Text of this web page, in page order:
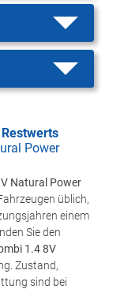
Power
Natural Power
üblich,
einem
Sie den
1.4 8V
Zustand,
sind bei